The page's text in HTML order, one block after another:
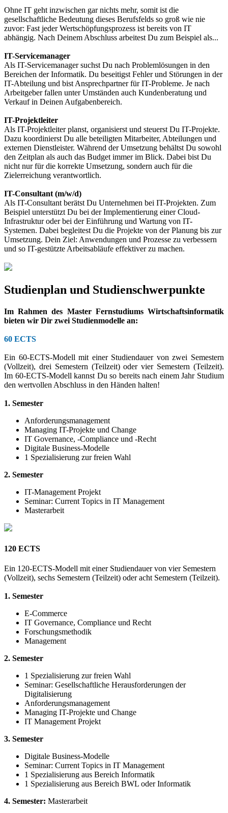
Ohne IT geht inzwischen gar nichts mehr, somit ist die
gesellschaftliche Bedeutung dieses Berufsfelds so groß wie nie
zuvor: Fast jeder Wertschöpfungsprozess ist bereits von IT
abhängig. Nach Deinem Abschluss arbeitest Du zum Beispiel als...
IT-Servicemanager
Als IT-Servicemanager suchst Du nach Problemlösungen in den
Bereichen der Informatik. Du beseitigst Fehler und Störungen in der
IT-Abteilung und bist Ansprechpartner für IT-Probleme. Je nach
Arbeitgeber fallen unter Umständen auch Kundenberatung und
Verkauf in Deinen Aufgabenbereich.
IT-Projektleiter
Als IT-Projektleiter planst, organisierst und steuerst Du IT-Projekte.
Dazu koordinierst Du alle beteiligten Mitarbeiter, Abteilungen und
externen Dienstleister. Während der Umsetzung behältst Du sowohl
den Zeitplan als auch das Budget immer im Blick. Dabei bist Du
nicht nur für die korrekte Umsetzung, sondern auch für die
Zielerreichung verantwortlich.
IT-Consultant (m/w/d)
Als IT-Consultant berätst Du Unternehmen bei IT-Projekten. Zum
Beispiel unterstützt Du bei der Implementierung einer Cloud-
Infrastruktur oder bei der Einführung und Wartung von IT-
Systemen. Dabei begleitest Du die Projekte von der Planung bis zur
Umsetzung. Dein Ziel: Anwendungen und Prozesse zu verbessern
und so IT-gestützte Arbeitsabläufe effektiver zu machen.
Studienplan und Studienschwerpunkte
Im Rahmen des Master Fernstudiums Wirtschaftsinformatik
bieten wir Dir zwei Studienmodelle an:
60 ECTS
Ein 60-ECTS-Modell mit einer Studiendauer von zwei Semestern
(Vollzeit), drei Semestern (Teilzeit) oder vier Semestern (Teilzeit).
Im 60-ECTS-Modell kannst Du so bereits nach einem Jahr Studium
den wertvollen Abschluss in den Händen halten!
1. Semester
Anforderungsmanagement
Managing IT-Projekte und Change
IT Governance, -Compliance und -Recht
Digitale Business-Modelle
1 Spezialisierung zur freien Wahl
2. Semester
IT-Management Projekt
Seminar: Current Topics in IT Management
Masterarbeit
120 ECTS
Ein 120-ECTS-Modell mit einer Studiendauer von vier Semestern
(Vollzeit), sechs Semestern (Teilzeit) oder acht Semestern (Teilzeit).
1. Semester
E-Commerce
IT Governance, Compliance und Recht
Forschungsmethodik
Management
2. Semester
1 Spezialisierung zur freien Wahl
Seminar: Gesellschaftliche Herausforderungen der
Digitalisierung
Anforderungsmanagement
Managing IT-Projekte und Change
IT Management Projekt
3. Semester
Digitale Business-Modelle
Seminar: Current Topics in IT Management
1 Spezialisierung aus Bereich Informatik
1 Spezialisierung aus Bereich BWL oder Informatik
4. Semester: Masterarbeit